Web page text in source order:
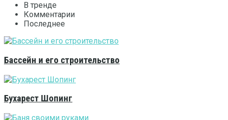
В тренде
Комментарии
Последнее
Бассейн и его строительство
Бухарест Шопинг